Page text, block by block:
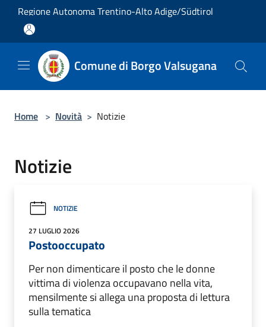
Salta al contenuto principale
Regione Autonoma Trentino-Alto Adige/Südtirol
Comune di Borgo Valsugana
Home > Novità > Notizie
Notizie
NOTIZIE
27 LUGLIO 2026
Postooccupato
Per non dimenticare il posto che le donne
vittima di violenza occupavano nella vita,
mensilmente si allega una proposta di lettura
sulla tematica